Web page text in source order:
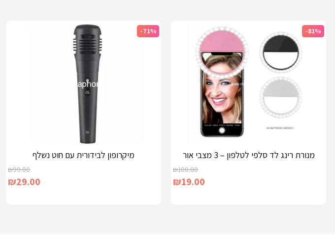
-81%
מנורת רינג לד סלפי לטלפון – 3 מצבי אור
₪100.00
₪19.00
-71%
מיקרופון לבידורית עם חוט נשלף
₪99.00
₪29.00